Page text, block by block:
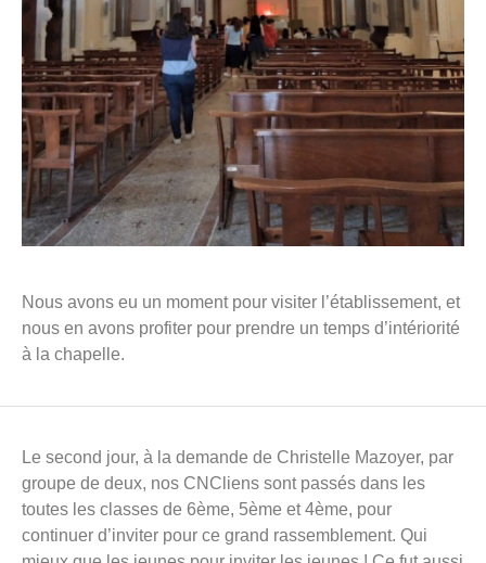
Nous avons eu un moment pour visiter l’établissement, et
nous en avons profiter pour prendre un temps d’intériorité
à la chapelle.
Le second jour, à la demande de Christelle Mazoyer, par
groupe de deux, nos CNCliens sont passés dans les
toutes les classes de 6ème, 5ème et 4ème, pour
continuer d’inviter pour ce grand rassemblement. Qui